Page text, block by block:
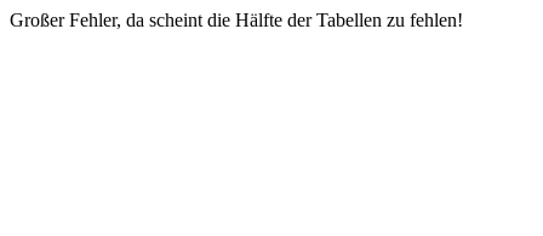
Großer Fehler, da scheint die Hälfte der Tabellen zu fehlen!